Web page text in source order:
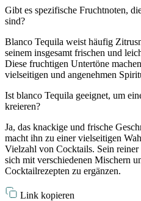
Gibt es spezifische Fruchtnoten,
sind?
Blanco Tequila weist häufig
seinem insgesamt frischen und
Diese fruchtigen Untertöne
vielseitigen und angenehmen
Ist blanco Tequila geeignet, um
kreieren?
Ja, das knackige und frische
macht ihn zu einer vielseitigen
Vielzahl von Cocktails. Sein
sich mit verschiedenen Mischern
Cocktailrezepten zu ergänzen.
Link kopieren